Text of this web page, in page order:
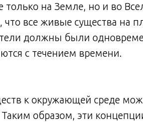
на Земле, но и во
все живые существа на
должны были
с течением времени.
к окружающей среде
образом, эти